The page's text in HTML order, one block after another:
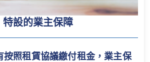
特設的業主保障
按照租賃協議繳付租金，業主保